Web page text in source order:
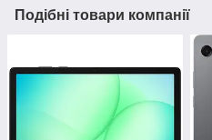
Подібні товари компанії